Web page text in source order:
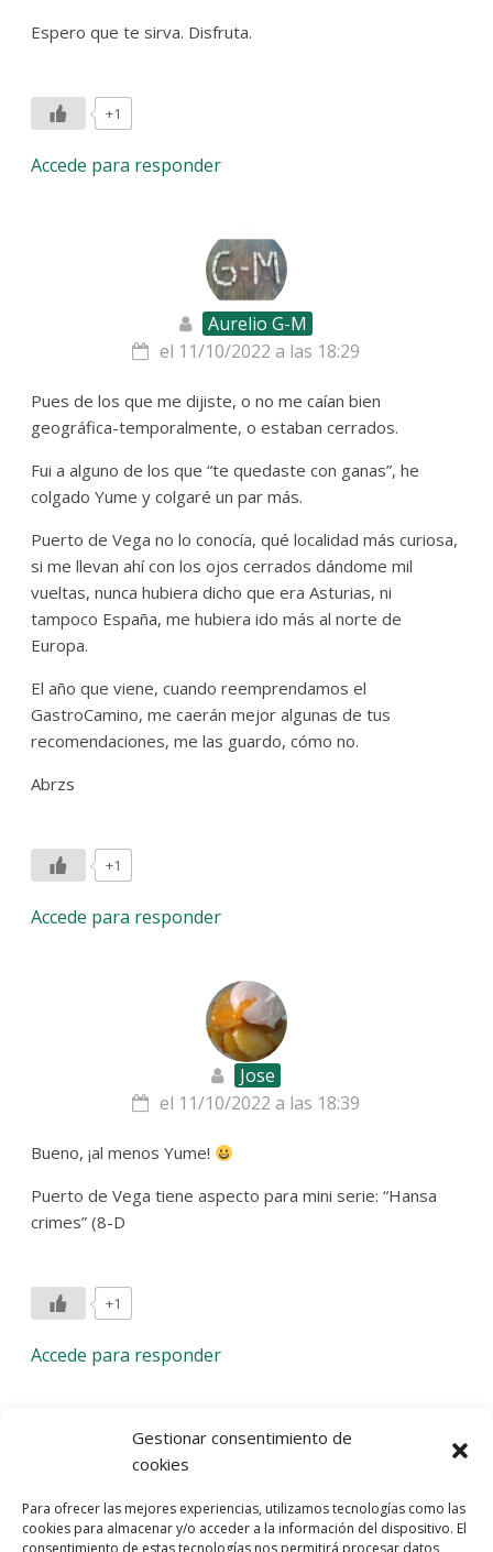
Gestionar consentimiento de
cookies
Para ofrecer las mejores experiencias, utilizamos tecnologías como las
cookies para almacenar y/o acceder a la información del dispositivo. El
consentimiento de estas tecnologías nos permitirá procesar datos
Espero que te sirva. Disfruta.
+1
Accede para responder
Aurelio G-M
el 11/10/2022 a las 18:29
Pues de los que me dijiste, o no me caían bien
geográfica-temporalmente, o estaban cerrados.
Fui a alguno de los que “te quedaste con ganas”, he
colgado Yume y colgaré un par más.
Puerto de Vega no lo conocía, qué localidad más curiosa,
si me llevan ahí con los ojos cerrados dándome mil
vueltas, nunca hubiera dicho que era Asturias, ni
tampoco España, me hubiera ido más al norte de
Europa.
El año que viene, cuando reemprendamos el
GastroCamino, me caerán mejor algunas de tus
recomendaciones, me las guardo, cómo no.
Abrzs
+1
Accede para responder
Jose
el 11/10/2022 a las 18:39
Bueno, ¡al menos Yume!
Puerto de Vega tiene aspecto para mini serie: “Hansa
crimes” (8-D
+1
Accede para responder
Deja una respuesta
comentario.